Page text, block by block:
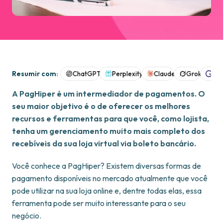
Resumir com: ChatGPT Perplexity Claude Grok
A PagHiper é um intermediador de pagamentos. O
seu maior objetivo é o de oferecer os melhores
recursos e ferramentas para que você, como lojista,
tenha um gerenciamento muito mais completo dos
recebíveis da sua loja virtual via boleto bancário.
Você conhece a PagHiper? Existem diversas formas de
pagamento disponíveis no mercado atualmente que você
pode utilizar na sua loja online e, dentre todas elas, essa
ferramenta pode ser muito interessante para o seu
negócio.